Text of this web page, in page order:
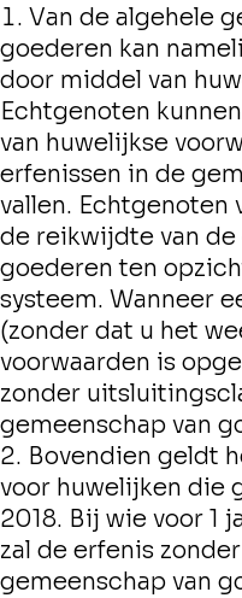
Van de algehele
goederen kan
door middel van
Echtgenoten
van huwelijkse
erfenissen in de
vallen. Echtgenoten
de reikwijdte van de
goederen ten
systeem. Wanneer
(zonder dat u het
voorwaarden is
zonder
gemeenschap van
Bovendien geldt
voor huwelijken die
2018. Bij wie voor 1
zal de erfenis
gemeenschap van